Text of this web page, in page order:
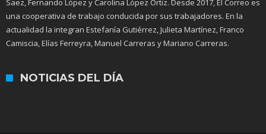
Saez, Fernando López y Carolina López Ortiz. Desde 2017, El Correo es
una cooperativa de trabajo conducida por sus trabajadores. En la
actualidad la integran Estefanía Gutiérrez, Julieta Martínez, Franco
Camiscia, Elías Ferreyra, Manuel Carreras y Mariano Carreras.
NOTICIAS DEL DÍA